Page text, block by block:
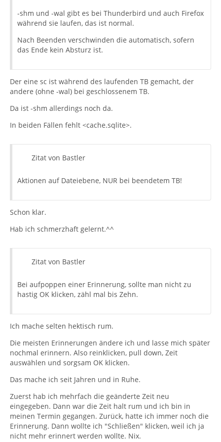
-shm und -wal gibt es bei Thunderbird und auch Firefox
während sie laufen, das ist normal.
Nach Beenden verschwinden die automatisch, sofern
das Ende kein Absturz ist.
Der eine sc ist während des laufenden TB gemacht, der
andere (ohne -wal) bei geschlossenem TB.
Da ist -shm allerdings noch da.
In beiden Fällen fehlt <cache.sqlite>.
Zitat von Bastler
Aktionen auf Dateiebene, NUR bei beendetem TB!
Schon klar.
Hab ich schmerzhaft gelernt.^^
Zitat von Bastler
Bei aufpoppen einer Erinnerung, sollte man nicht zu
hastig OK klicken, zähl mal bis Zehn.
Ich mache selten hektisch rum.
Die meisten Erinnerungen ändere ich und lasse mich später
nochmal erinnern. Also reinklicken, pull down, Zeit
auswählen und sorgsam OK klicken.
Das mache ich seit Jahren und in Ruhe.
Zuerst hab ich mehrfach die geänderte Zeit neu
eingegeben. Dann war die Zeit halt rum und ich bin in
meinen Termin gegangen. Zurück, hatte ich immer noch die
Erinnerung. Dann wollte ich "Schließen" klicken, weil ich ja
nicht mehr erinnert werden wollte. Nix.